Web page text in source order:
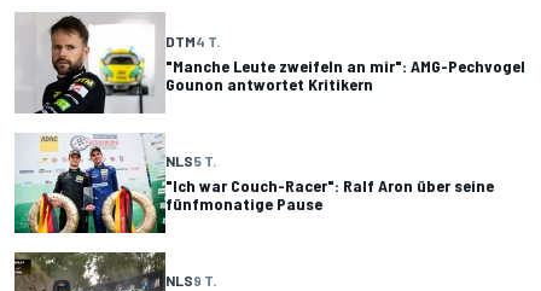
DTM4 T.
"Manche Leute zweifeln an mir": AMG-Pechvogel
Gounon antwortet Kritikern
NLS5 T.
"Ich war Couch-Racer": Ralf Aron über seine
fünfmonatige Pause
NLS9 T.